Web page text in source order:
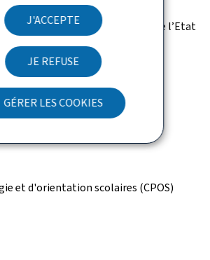
J'ACCEPTE
JE REFUSE
GÉRER LES COOKIES
personnel et de l’organisation de l’Etat
de l'éducation (CGIE)
et d'orientation scolaires (CPOS)